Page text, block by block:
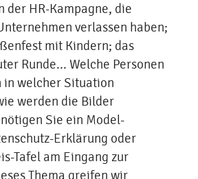
der HR-Kampagne, die
verlassen haben;
mit Kindern; das
Runde... Welche Personen
in welcher Situation
werden die Bilder
Sie ein Model-
Erklärung oder
Tafel am Eingang zur
Thema greifen wir